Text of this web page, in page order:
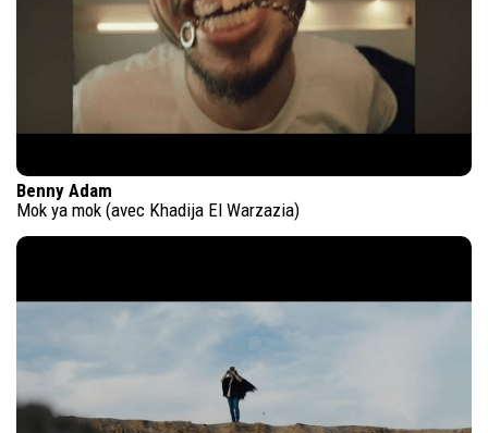
Benny Adam
Mok ya mok (avec Khadija El Warzazia)